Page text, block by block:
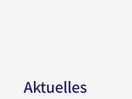
Aktuelles